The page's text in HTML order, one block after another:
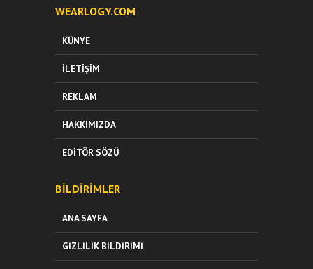
WEARLOGY.COM
KÜNYE
İLETIŞIM
REKLAM
HAKKIMIZDA
EDITÖR SÖZÜ
BILDIRIMLER
ANA SAYFA
GIZLILIK BILDIRIMI